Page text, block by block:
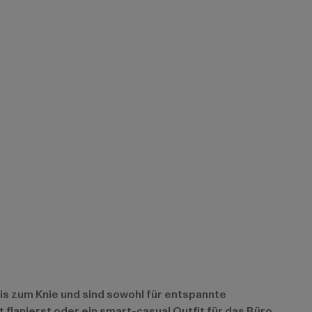
zum Knie und sind sowohl für entspannte